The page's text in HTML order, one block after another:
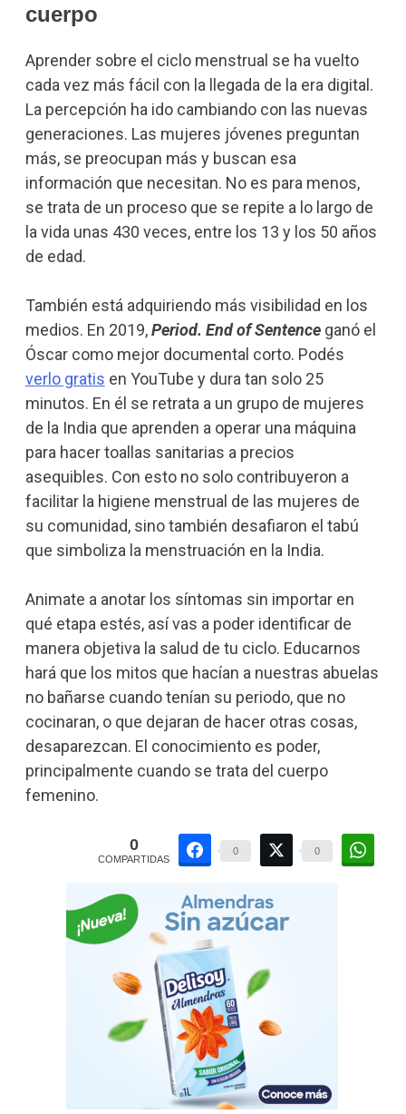
cuerpo
Aprender sobre el ciclo menstrual se ha vuelto
cada vez más fácil con la llegada de la era digital.
La percepción ha ido cambiando con las nuevas
generaciones. Las mujeres jóvenes preguntan
más, se preocupan más y buscan esa
información que necesitan. No es para menos,
se trata de un proceso que se repite a lo largo de
la vida unas 430 veces, entre los 13 y los 50 años
de edad.
También está adquiriendo más visibilidad en los
medios. En 2019,Period. End of Sentenceganó el
Óscar como mejor documental corto. Podés
verlo gratis en YouTube y dura tan solo 25
minutos. En él se retrata a un grupo de mujeres
de la India que aprenden a operar una máquina
para hacer toallas sanitarias a precios
asequibles. Con esto no solo contribuyeron a
facilitar la higiene menstrual de las mujeres de
su comunidad, sino también desafiaron el tabú
que simboliza la menstruación en la India.
Animate a anotar los síntomas sin importar en
qué etapa estés, así vas a poder identificar de
manera objetiva la salud de tu ciclo. Educarnos
hará que los mitos que hacían a nuestras abuelas
no bañarse cuando tenían su periodo, que no
cocinaran, o que dejaran de hacer otras cosas,
desaparezcan. El conocimiento es poder,
principalmente cuando se trata del cuerpo
femenino.
0
COMPARTIDAS
0 0